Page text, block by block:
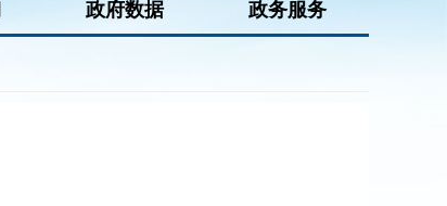
政府数据 政务服务